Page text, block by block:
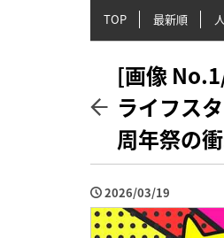
TOP 最新順
[画像
ライフス
周年祭の
2026/03/19